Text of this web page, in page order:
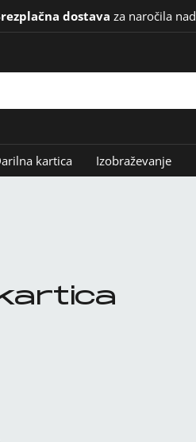
dostava za naročila nad
kartica Izobraževanje